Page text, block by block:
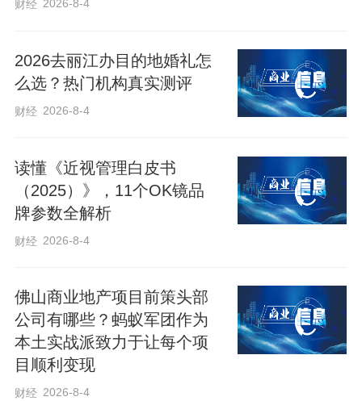
陈永顺的本职是一名基层行政人员。年轻
时在部队服役期间，他曾系统学习过根雕
技艺，退伍后回到武邑，对木头的感情始
1995年的一次下乡经历。
那年春夏之交，他和同事们到武邑县大紫
塔乡开展农村环境整治工作。在一片杂草
财经 2026-8-4
2026去丽江办目的地婚礼怎
么选？热门机构真实测评
财经 2026-8-4
读懂《近视管理白皮书
（2025）》，11个OK镜品
牌参数全解析
财经 2026-8-4
佛山商业地产项目前策头部
公司有哪些？蚂蚁军团作为
本土实战派致力于让每个项
目顺利变现
财经 2026-8-4